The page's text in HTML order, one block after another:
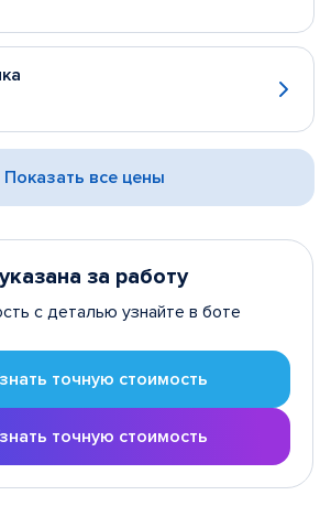
Показать все цены
за работу
с деталью узнайте в боте
точную стоимость
точную стоимость